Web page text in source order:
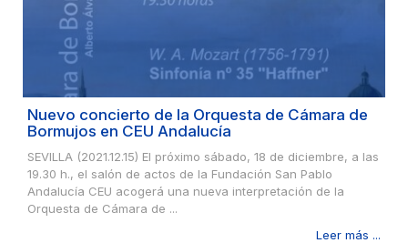
Nuevo concierto de la Orquesta de Cámara de
Bormujos en CEU Andalucía
SEVILLA (2021.12.15) El próximo sábado, 18 de diciembre, a las
19.30 h., el salón de actos de la Fundación San Pablo
Andalucía CEU acogerá una nueva interpretación de la
Orquesta de Cámara de ...
Leer más ...